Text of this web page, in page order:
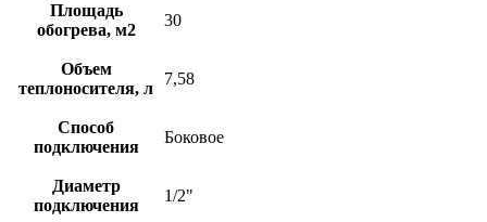
Площадь
обогрева, м2
30
Объем
теплоносителя, л
7,58
Способ
подключения
Боковое
Диаметр
подключения
1/2"